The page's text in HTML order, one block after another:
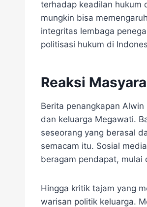
terhadap keadilan hukum
mungkin bisa
integritas lembaga
politisasi hukum di
Reaksi
Berita penangkapan
dan keluarga Megawati.
seseorang yang berasal
semacam itu. Sosial
beragam pendapat, mulai
Hingga kritik tajam yang
warisan politik keluarga.